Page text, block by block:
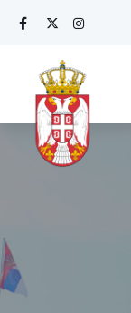
Skip
content
Search